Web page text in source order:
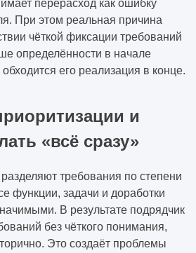
перерасход как ошибку
При этом реальная причина
чёткой фиксации требований
определённости в начале
его реализация в конце.
и
«всё сразу»
требования по степени
функции, задачи и доработки
В результате подрядчик
без чёткого понимания,
Это создаёт проблемы